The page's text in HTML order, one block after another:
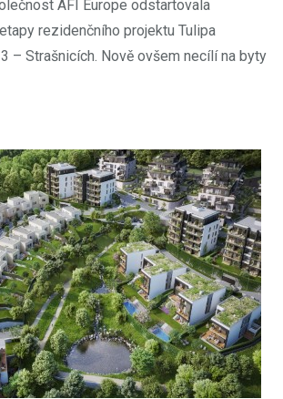
AFI Europe odstartovala
rezidenčního projektu Tulipa
– Strašnicích. Nově ovšem necílí na byty